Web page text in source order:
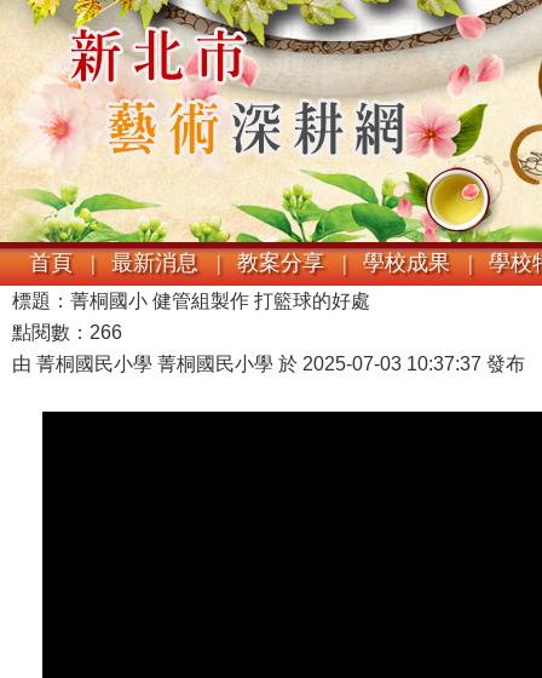
首頁 |最新消息 |教案分享 |學校成果 |學校
標題：菁桐國小 健管組製作 打籃球的好處
點閱數：266
由 菁桐國民小學 菁桐國民小學 於 2025-07-03 10:37:37 發布